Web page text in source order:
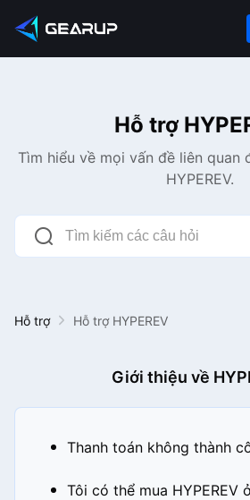
Hỗ trợ
Tìm hiểu về mọi vấn đề liên quan
HYPEREV.
Hỗ trợ Hỗ trợ HYPEREV
Giới thiệu về
Tôi có thể mua HYPEREV